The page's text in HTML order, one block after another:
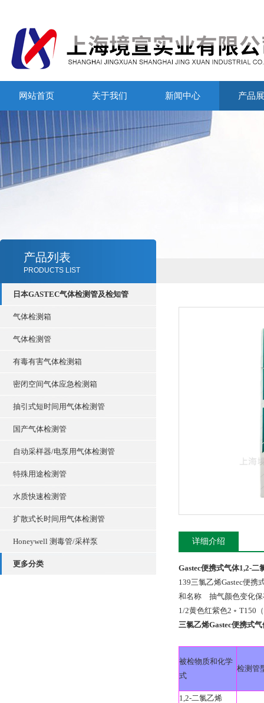
网站首页 关于我们 新闻中心 产品
产品列表
PRODUCTS LIST
日本GASTEC气体检测管及检知管
气体检测箱
气体检测管
有毒有害气体检测箱
密闭空间气体应急检测箱
抽引式短时间用气体检测管
国产气体检测管
自动采样器/电泵用气体检测管
特殊用途检测管
水质快速检测管
扩散式长时间用气体检测管
Honeywell 测毒管/采样泵
更多分类
详细介绍
Gastec便携式气体1,2-二
139三氯乙烯Gastec便携
和名称 抽气颜色变化保
1/2黄色红紫色2﹡T150
三氯乙烯Gastec便携式
被检物质和化学
式
检测管
1,2-二氯乙烯